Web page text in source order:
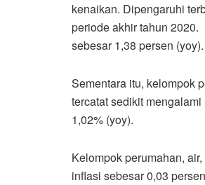
kenaikan. Dipengaruhi
periode akhir tahun 2020.
sebesar 1,38 persen (yoy).
Sementara itu, kelompok
tercatat sedikit
1,02% (yoy).
Kelompok perumahan,
inflasi sebesar 0,03